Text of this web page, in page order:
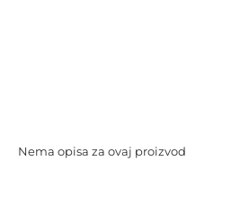
Nema opisa za ovaj proizvod